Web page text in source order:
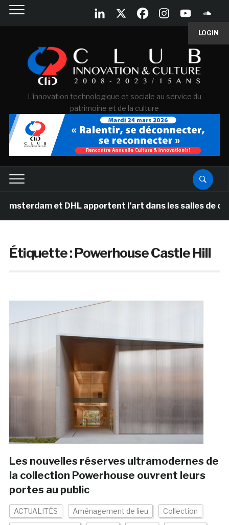
LOGIN
L'innovation technologique et sociale au service du
patrimoine et de la culture
et DHL apportent l’art dans les salles de
Étiquette :Powerhouse Castle Hill
Les nouvelles réserves ultramodernes de
la collection Powerhouse ouvrent leurs
portes au public
ACTUALITÉS Aménagement de lieu Collection